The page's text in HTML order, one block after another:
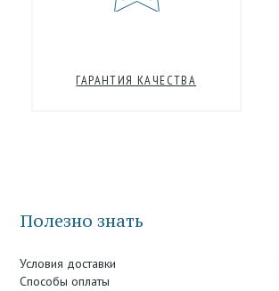
ГАРАНТИЯ КАЧЕСТВА
Полезно знать
Условия доставки
Способы оплаты